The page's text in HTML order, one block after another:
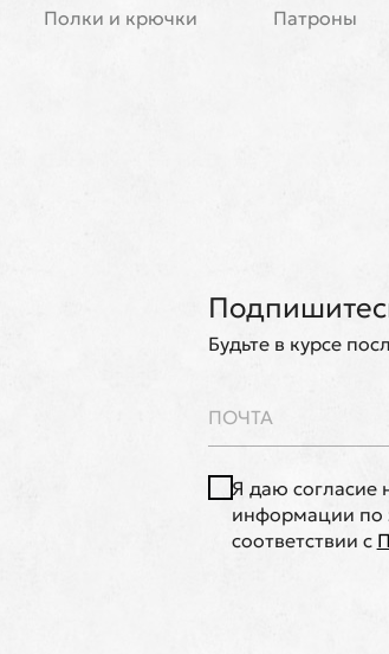
Полки и крючки
Патроны
Будьте в курсе
Я даю согласие
информации по
соответствии с